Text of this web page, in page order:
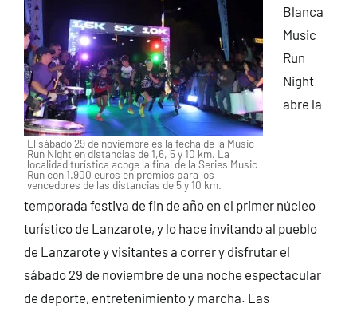
El sábado 29 de noviembre es la fecha de la Music
Run Night en distancias de 1,6, 5 y 10 km. La
localidad turística acoge la final de la Series Music
Run con 1.900 euros en premios para los
vencedores de las distancias de 5 y 10 km.
Blanca
Music
Run
Night
abre la
temporada festiva de fin de año en el primer núcleo
turístico de Lanzarote, y lo hace invitando al pueblo
de Lanzarote y visitantes a correr y disfrutar el
sábado 29 de noviembre de una noche espectacular
de deporte, entretenimiento y marcha. Las